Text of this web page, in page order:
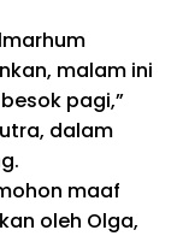
malam ini
pagi,”
dalam
maaf
oleh Olga,